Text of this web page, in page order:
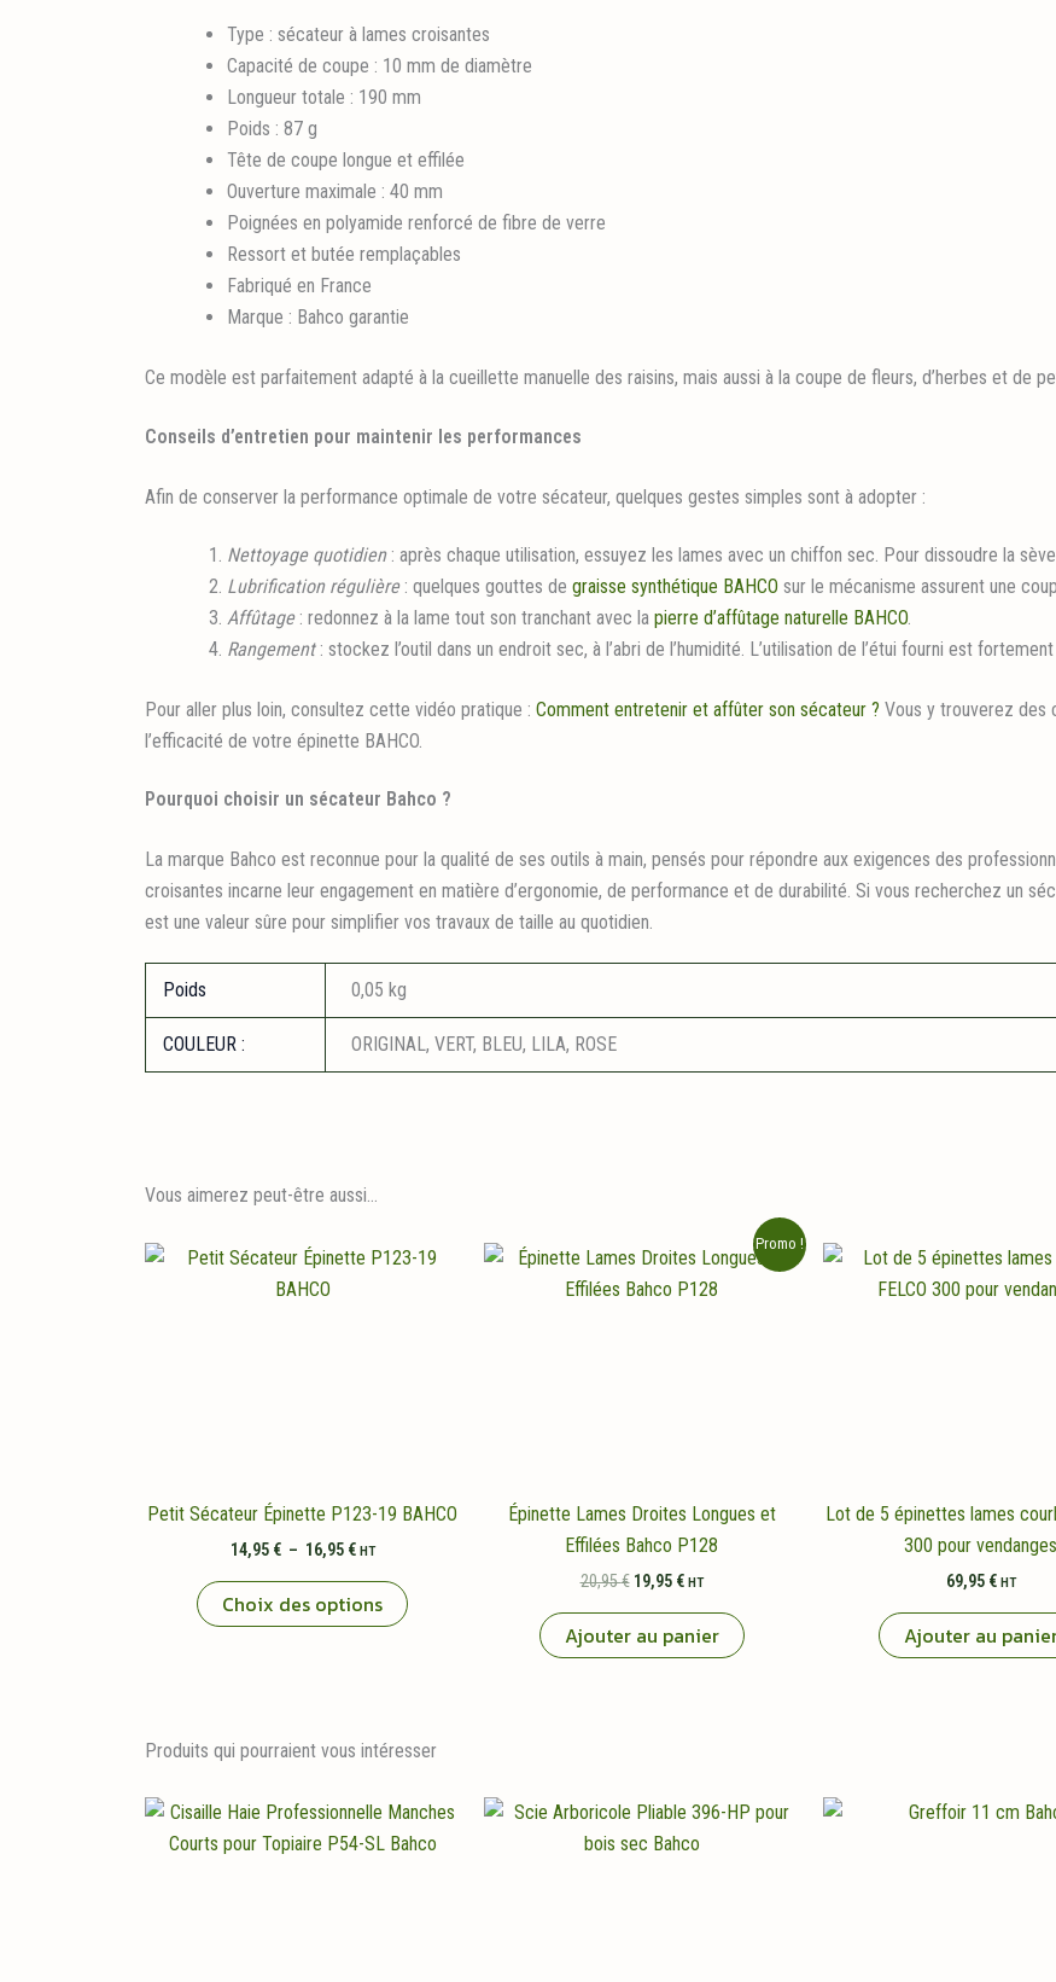
Type : sécateur à lames croisantes
Capacité de coupe : 10 mm de diamètre
Longueur totale : 190 mm
Poids : 87 g
Tête de coupe longue et effilée
Ouverture maximale : 40 mm
Poignées en polyamide renforcé de fibre de verre
Ressort et butée remplaçables
Fabriqué en France
Marque : Bahco garantie
Ce modèle est parfaitement adapté à la cueillette manuelle des raisins, mais aussi à la coupe de fleurs, d’herbes et de
Conseils d’entretien pour maintenir les performances
Afin de conserver la performance optimale de votre sécateur, quelques gestes simples sont à adopter :
Nettoyage quotidien: après chaque utilisation, essuyez les lames avec un chiffon sec. Pour dissoudre la
Lubrification régulière: quelques gouttes de graisse synthétique BAHCO sur le mécanisme assurent une
Affûtage: redonnez à la lame tout son tranchant avec la pierre d’affûtage naturelle BAHCO.
Rangement: stockez l’outil dans un endroit sec, à l’abri de l’humidité. L’utilisation de l’étui fourni est
Pour aller plus loin, consultez cette vidéo pratique : Comment entretenir et affûter son sécateur ? Vous y trouverez des
l’efficacité de votre épinette BAHCO.
Pourquoi choisir un sécateur Bahco ?
La marque Bahco est reconnue pour la qualité de ses outils à main, pensés pour répondre aux exigences des
croisantes incarne leur engagement en matière d’ergonomie, de performance et de durabilité. Si vous recherchez un
est une valeur sûre pour simplifier vos travaux de taille au quotidien.
Poids 0,05 kg
COULEUR : ORIGINAL, VERT, BLEU, LILA, ROSE
Vous aimerez peut-être aussi…
Petit Sécateur Épinette P123-19 BAHCO
14,95 € – 16,95 €Plage
14,95 €
HT
Choix des options
produit
Les
peuvent
être
Promo !
Épinette Lames Droites Longues et
Effilées Bahco P128
20,95€ Le
était :
19,95 €Le
actuel
est :
HT
Ajouter au panier
Lot de 5 épinettes lames
300 pour vendanges
69,95 € HT
Ajouter au
Produits qui pourraient vous intéresser